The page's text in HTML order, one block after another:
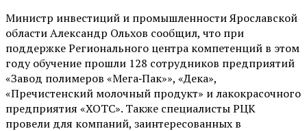
Министр инвестиций и промышленности Ярославской
области Александр Ольхов сообщил, что при
поддержке Регионального центра компетенций в этом
году обучение прошли 128 сотрудников предприятий
«Завод полимеров «Мега‑Пак»», «Дека»,
«Пречистенский молочный продукт» и лакокрасочного
предприятия «ХОТС». Также специалисты РЦК
провели для компаний, заинтересованных в